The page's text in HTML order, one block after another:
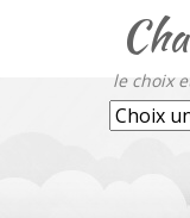
le choix